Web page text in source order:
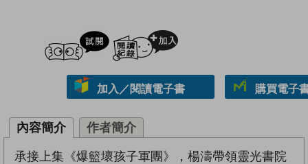
試閲
加入／閱讀電子書 購買電子
內容簡介 作者簡介
承接上集《爆籃壞孩子軍團》，楊濤帶領靈光書院